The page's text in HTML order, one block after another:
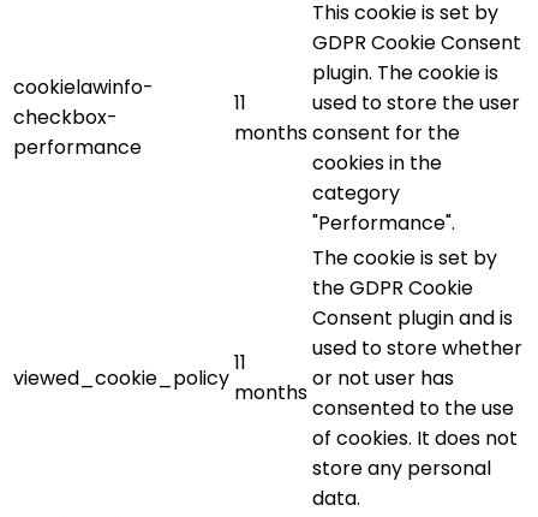
cookielawinfo-
checkbox-
performance
11
months
This cookie is set by
GDPR Cookie Consent
plugin. The cookie is
used to store the user
consent for the
cookies in the
category
"Performance".
viewed_cookie_policy
11
months
The cookie is set by
the GDPR Cookie
Consent plugin and is
used to store whether
or not user has
consented to the use
of cookies. It does not
store any personal
data.